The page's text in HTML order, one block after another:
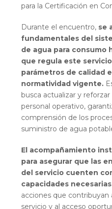
para la Certificación en
Durante el encuentro, se
fundamentales del
de agua para consumo
que regula este
parámetros de calidad
normatividad vigente.
busca actualizar y
personal operativo,
comprensión de los
suministro de agua
El acompañamiento
para asegurar que las
del servicio cuenten
capacidades
acciones que contribuyan
servicio y al acceso